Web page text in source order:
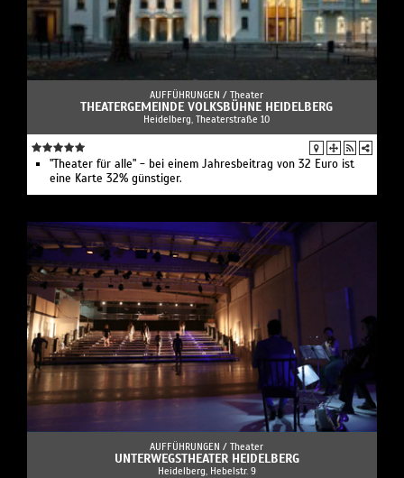
AUFFÜHRUNGEN / Theater
THEATERGEMEINDE VOLKSBÜHNE HEIDELBERG
Heidelberg, Theaterstraße 10
"Theater für alle" - bei einem Jahresbeitrag von 32 Euro ist
eine Karte 32% günstiger.
AUFFÜHRUNGEN / Theater
UNTERWEGSTHEATER HEIDELBERG
Heidelberg, Hebelstr. 9